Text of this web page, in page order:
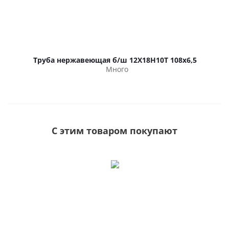
Труба нержавеющая б/ш 12Х18Н10Т 108х6,5
Много
С этим товаром покупают